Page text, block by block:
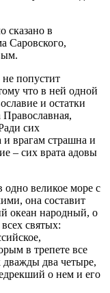
сказано в
Саровского,
попустит
что в ней одной
и остатки
сих
и врагам страшна и
– сих врата адовы
одно великое море с
она составит
океан народный, о
святых:
в трепете все
дважды два четыре,
о нем и его